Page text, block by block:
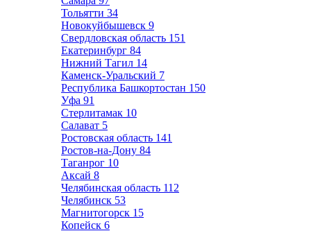
Тольятти 34
Новокуйбышевск 9
Свердловская область 151
Екатеринбург 84
Нижний Тагил 14
Каменск-Уральский 7
Республика Башкортостан 150
Уфа 91
Стерлитамак 10
Салават 5
Ростовская область 141
Ростов-на-Дону 84
Таганрог 10
Аксай 8
Челябинская область 112
Челябинск 53
Магнитогорск 15
Копейск 6